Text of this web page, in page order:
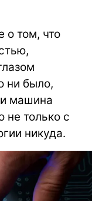
о том, что
ни было,
машина
не только с
никуда.